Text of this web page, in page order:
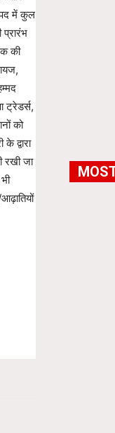
में कुल
की
ट्रेडर्स,
को
द्वारा
रखी जा